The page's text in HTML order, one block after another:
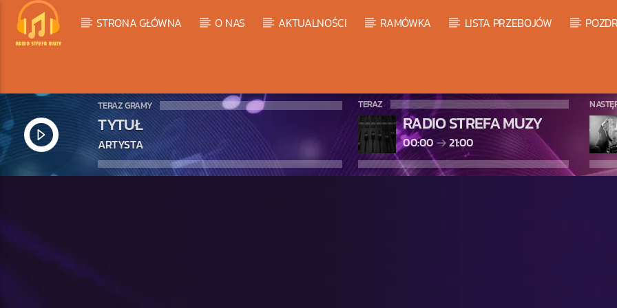
STRONA GŁÓWNA O NAS AKTUALNOŚCI RAMÓWKA LISTA PRZEBOJÓW
TERAZ GRAMY
TYTUŁ
ARTYSTA
TERAZ
RADIO STREFA MUZY
00:00 21:00